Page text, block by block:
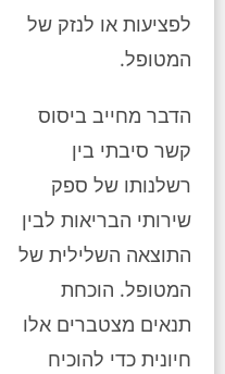
לפציעות או לנזק של
המטופל.
הדבר מחייב ביסוס
קשר סיבתי בין
רשלנותו של ספק
שירותי הבריאות לבין
התוצאה השלילית של
המטופל. הוכחת
תנאים מצטברים אלו
חיונית כדי להוכיח